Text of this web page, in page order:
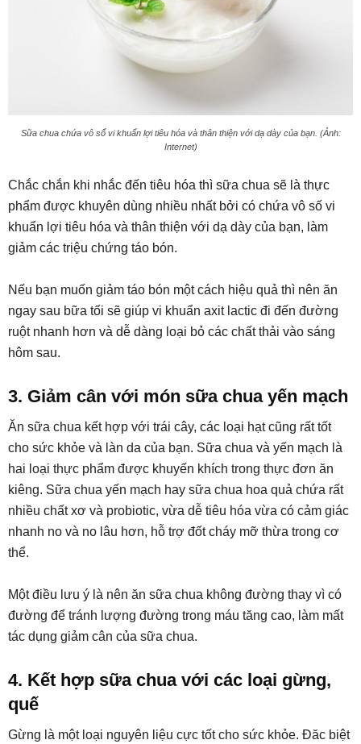
Sữa chua chứa vô số vi khuẩn lợi tiêu hóa và thân thiện với dạ dày của bạn. (Ảnh:
Internet)
Chắc chắn khi nhắc đến tiêu hóa thì sữa chua sẽ là thực
phẩm được khuyên dùng nhiều nhất bởi có chứa vô số vi
khuẩn lợi tiêu hóa và thân thiện với dạ dày của bạn, làm
giảm các triệu chứng táo bón.
Nếu bạn muốn giảm táo bón một cách hiệu quả thì nên ăn
ngay sau bữa tối sẽ giúp vi khuẩn axit lactic đi đến đường
ruột nhanh hơn và dễ dàng loại bỏ các chất thải vào sáng
hôm sau.
3. Giảm cân với món sữa chua yến mạch
Ăn sữa chua kết hợp với trái cây, các loại hạt cũng rất tốt
cho sức khỏe và làn da của bạn. Sữa chua và yến mạch là
hai loại thực phẩm được khuyến khích trong thực đơn ăn
kiêng. Sữa chua yến mạch hay sữa chua hoa quả chứa rất
nhiều chất xơ và probiotic, vừa dễ tiêu hóa vừa có cảm giác
nhanh no và no lâu hơn, hỗ trợ đốt cháy mỡ thừa trong cơ
thể.
Một điều lưu ý là nên ăn sữa chua không đường thay vì có
đường để tránh lượng đường trong máu tăng cao, làm mất
tác dụng giảm cân của sữa chua.
4. Kết hợp sữa chua với các loại gừng,
quế
Gừng là một loại nguyên liệu cực tốt cho sức khỏe. Đăc biệt